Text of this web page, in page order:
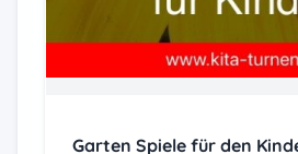
Garten Spiele für den